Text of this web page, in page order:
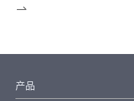
产品